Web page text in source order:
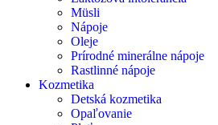
Müsli
Nápoje
Oleje
Prírodné minerálne nápoje
Rastlinné nápoje
Kozmetika
Detská kozmetika
Opaľovanie